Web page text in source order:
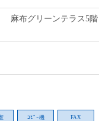
麻布グリーンテラス5階
ｺﾋﾟｰ機 FAX